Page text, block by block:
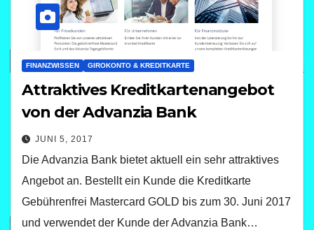
FINANZWISSEN GIROKONTO & KREDITKARTE
Attraktives Kreditkartenangebot
von der Advanzia Bank
JUNI 5, 2017
Die Advanzia Bank bietet aktuell ein sehr attraktives
Angebot an. Bestellt ein Kunde die Kreditkarte
Gebührenfrei Mastercard GOLD bis zum 30. Juni 2017
und verwendet der Kunde der Advanzia Bank…